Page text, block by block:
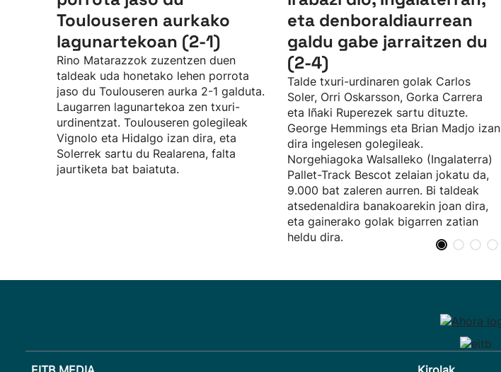
Toulouseren aurkako
lagunartekoan (2-1)
Rino Matarazzok zuzentzen duen
taldeak uda honetako lehen porrota
jaso du Toulouseren aurka 2-1 galduta.
Laugarren lagunartekoa zen txuri-
urdinentzat. Toulouseren golegileak
Vignolo eta Hidalgo izan dira, eta
Solerrek sartu du Realarena, falta
jaurtiketa bat baiatuta.
eta denboraldiaurrean
galdu gabe jarraitzen du
(2-4)
Talde txuri-urdinaren golak Carlos
Soler, Orri Oskarsson, Gorka Carrera
eta Iñaki Ruperezek sartu dituzte.
George Hemmings eta Brian Madjo izan
dira ingelesen golegileak.
Norgehiagoka Walsalleko (Ingalaterra)
Pallet-Track Bescot zelaian jokatu da,
9.000 bat zaleren aurren. Bi taldeak
atsedenaldira banakoarekin joan dira,
eta gainerako golak bigarren zatian
heldu dira.